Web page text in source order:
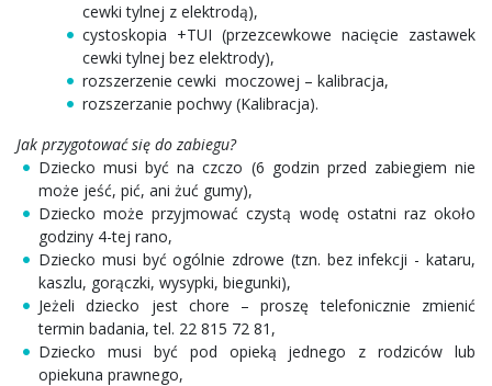
cewki tylnej z elektrodą),
cystoskopia +TUI (przezcewkowe nacięcie zastawek
cewki tylnej bez elektrody),
rozszerzenie cewki moczowej – kalibracja,
rozszerzanie pochwy (Kalibracja).
Jak przygotować się do zabiegu?
Dziecko musi być na czczo (6 godzin przed zabiegiem nie
może jeść, pić, ani żuć gumy),
Dziecko może przyjmować czystą wodę ostatni raz około
godziny 4-tej rano,
Dziecko musi być ogólnie zdrowe (tzn. bez infekcji - kataru,
kaszlu, gorączki, wysypki, biegunki),
Jeżeli dziecko jest chore – proszę telefonicznie zmienić
termin badania, tel. 22 815 72 81,
Dziecko musi być pod opieką jednego z rodziców lub
opiekuna prawnego,